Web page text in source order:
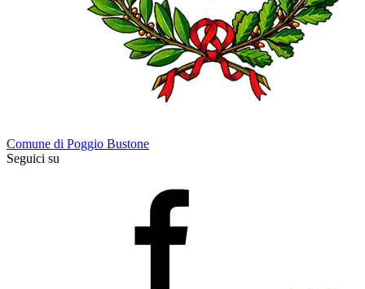
Comune di Poggio Bustone
Seguici su